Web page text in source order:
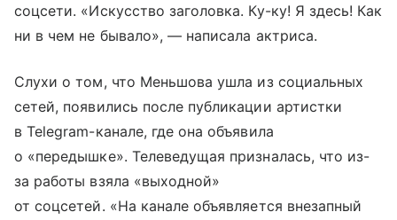
соцсети. «Искусство заголовка. Ку-ку! Я здесь! Как
ни в чем не бывало», — написала актриса.
Слухи о том, что Меньшова ушла из социальных
сетей, появились после публикации артистки
в Telegram-канале, где она объявила
о «передышке». Телеведущая призналась, что из-
за работы взяла «выходной»
от соцсетей. «На канале объявляется внезапный